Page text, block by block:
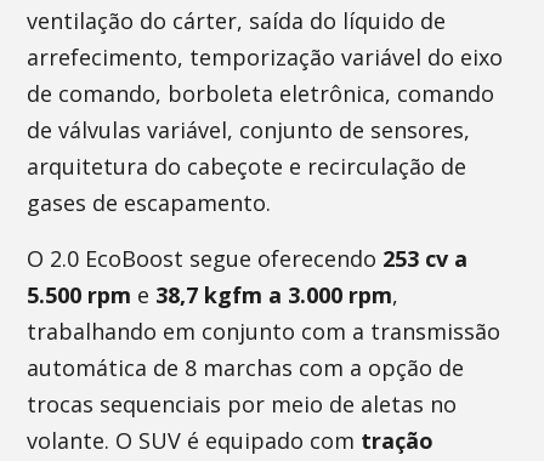
ventilação do cárter, saída do líquido de
arrefecimento, temporização variável do eixo
de comando, borboleta eletrônica, comando
de válvulas variável, conjunto de sensores,
arquitetura do cabeçote e recirculação de
gases de escapamento.
O 2.0 EcoBoost segue oferecendo 253 cv a
5.500 rpm e 38,7 kgfm a 3.000 rpm,
trabalhando em conjunto com a transmissão
automática de 8 marchas com a opção de
trocas sequenciais por meio de aletas no
volante. O SUV é equipado com tração